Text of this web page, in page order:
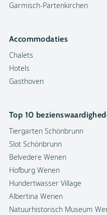
Garmisch-Partenkirchen
Accommodaties
Chalets
Hotels
Gasthoven
Top 10
Tiergarten Schönbrunn
Slot Schönbrunn
Belvedere Wenen
Hofburg Wenen
Hundertwasser Village
Albertina Wenen
Natuurhistorisch Museum